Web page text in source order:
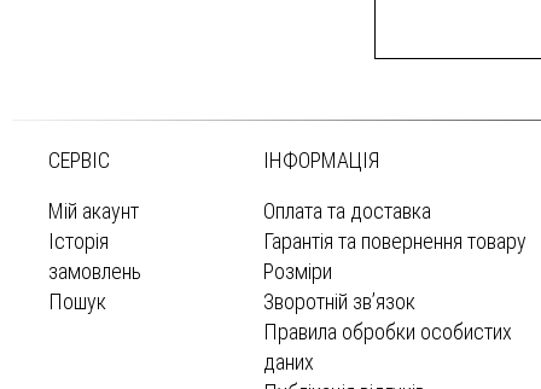
СЕРВІС
Мій акаунт
Історія
замовлень
Пошук
ІНФОРМАЦІЯ
Оплата та доставка
Гарантія та повернення товару
Розміри
Зворотній зв’язок
Правила обробки особистих
даних